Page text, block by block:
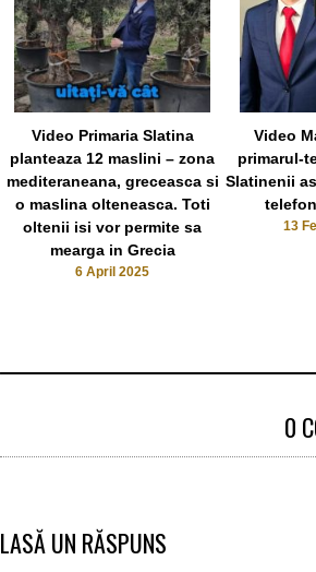
Video Primaria Slatina
planteaza 12 maslini – zona
mediteraneana, greceasca si
o maslina olteneasca. Toti
oltenii isi vor permite sa
mearga in Grecia
6 April 2025
Video
primarul-
Slatinenii
13
0
LASĂ UN RĂSPUNS